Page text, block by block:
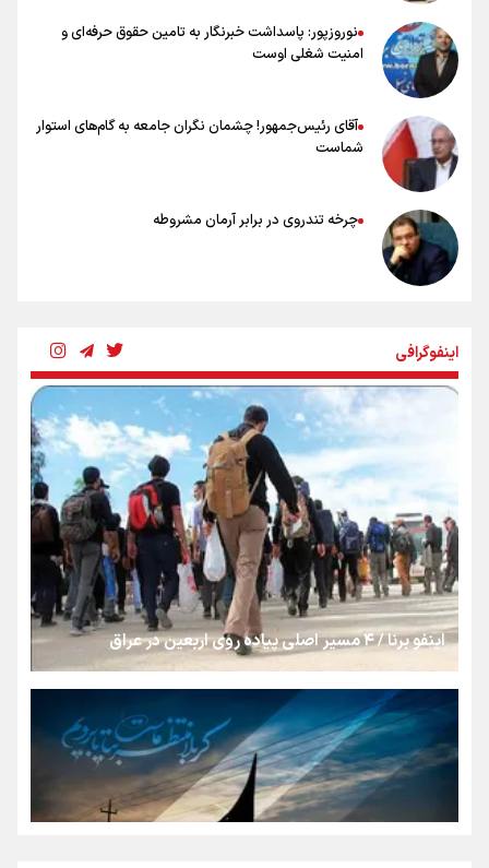
نوروزپور: پاسداشت خبرنگار به تامین حقوق حرفه‌ای و
امنیت شغلی اوست
آقای رئیس‌جمهور! چشمان نگران جامعه به گام‌های استوار
شماست
چرخه تندروی در برابر آرمان مشروطه
«هورامان»؛ میراثی که جهان را شیفته کرد
شکستگیِ بزرگ؛ روایتِ یک استخوان، یک نسل، یک توهم!
رسانه ملی و حق مردم برای شنیدن صدای رئیس‌جمهوری
روایت ایران از کنار مردم
از طلوع خیابان‌ها تا غروب اشک
اینفوگرافی
اینفو برنا / ۴ مسیر اصلی پیاده روی اربعین در عراق